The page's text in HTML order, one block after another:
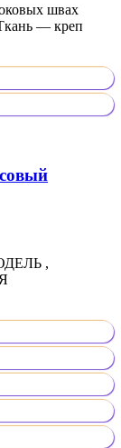
швах
— креп
,